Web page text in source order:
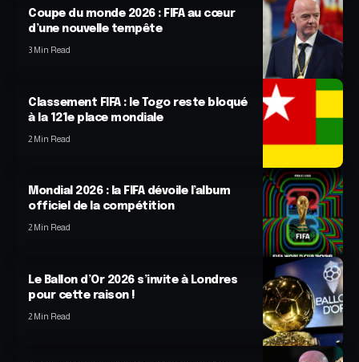
Coupe du monde 2026 : FIFA au cœur
d’une nouvelle tempête
3 Min Read
Classement FIFA : le Togo reste bloqué
à la 121e place mondiale
2 Min Read
Mondial 2026 : la FIFA dévoile l’album
officiel de la compétition
2 Min Read
Le Ballon d’Or 2026 s’invite à Londres
pour cette raison !
2 Min Read